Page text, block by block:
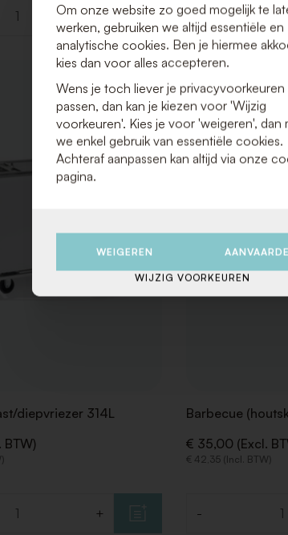
+ Aantal
-
VOEG
TOE
AAN
VERLANGLIJST
diepvriezer 314L
+
Barbecue
€ 35,00 (Excl.
€ 42,35 (Incl. BTW)
-
Om onze website zo goed mogelijk te
werken, gebruiken we altijd essentiële en
analytische cookies. Ben je hiermee
kies dan voor alles accepteren.
Wens je toch liever je privacyvoorkeuren
passen, dan kan je kiezen voor 'Wijzig
voorkeuren'. Kies je voor 'weigeren', dan
we enkel gebruik van essentiële cookies.
Achteraf aanpassen kan altijd via onze
pagina.
WEIGEREN
WIJZIG VOORKEUREN